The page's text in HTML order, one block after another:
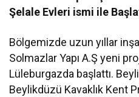
Şelale Evleri ismi ile
Bölgemizde uzun yıllar
Solmazlar Yapı A.Ş yeni
Lüleburgazda başlattı.
Beylikdüzü Kavaklık Kent